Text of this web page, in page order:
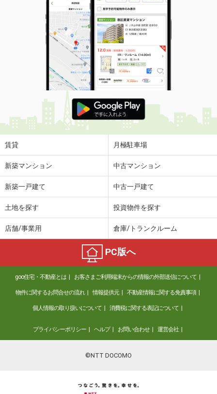
賃貸 月極駐車場
新築マンション 中古マンション
新築一戸建て 中古一戸建て
土地を探す 投資物件を探す
店舗/事業用 倉庫/トランクルーム
PC版へ
goo住宅・不動産とは お客さまご利用端末からの情報の外部送信について
物件に関するお問合せの流れ 情報提供元 不動産情報に関する免責事項
個人情報の取り扱いについて 消費税に関する表記について
プライバシーポリシー ヘルプ お問い合わせ 運営会社
©NTT DOCOMO